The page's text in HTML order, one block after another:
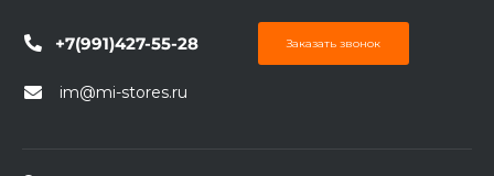
+7(991)427-55-28 Заказать звонок
im@mi-stores.ru